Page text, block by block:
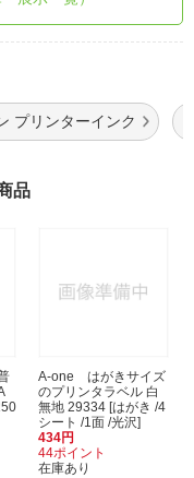
プリンターインク
品
A-one はがきサイズ
のプリンタラベル 白
無地 29334 [はがき /4
シート /1面 /光沢]
434円
44ポイント
在庫あり